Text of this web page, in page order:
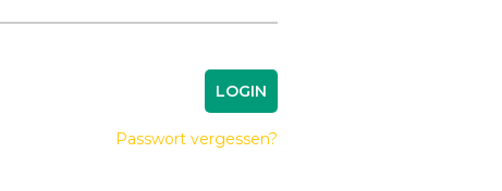
LOGIN
Passwort vergessen?